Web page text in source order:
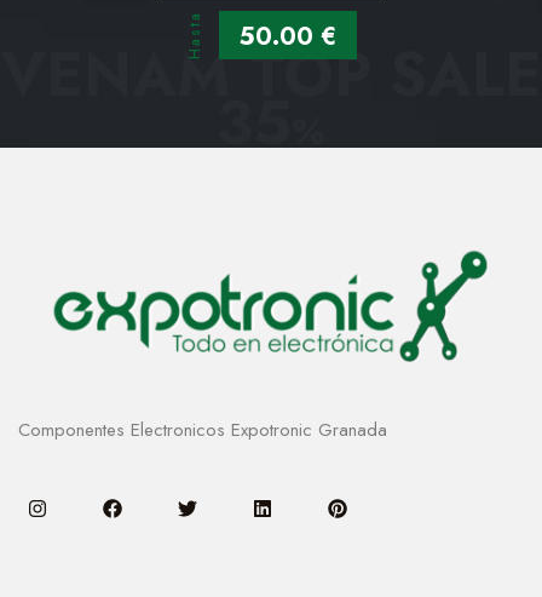
Hasta 50.00 €
VENAM TOP SALE
35
Componentes Electronicos Expotronic Granada